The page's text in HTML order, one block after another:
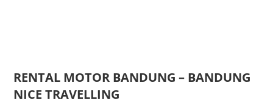
RENTAL MOTOR BANDUNG – BANDUNG
NICE TRAVELLING